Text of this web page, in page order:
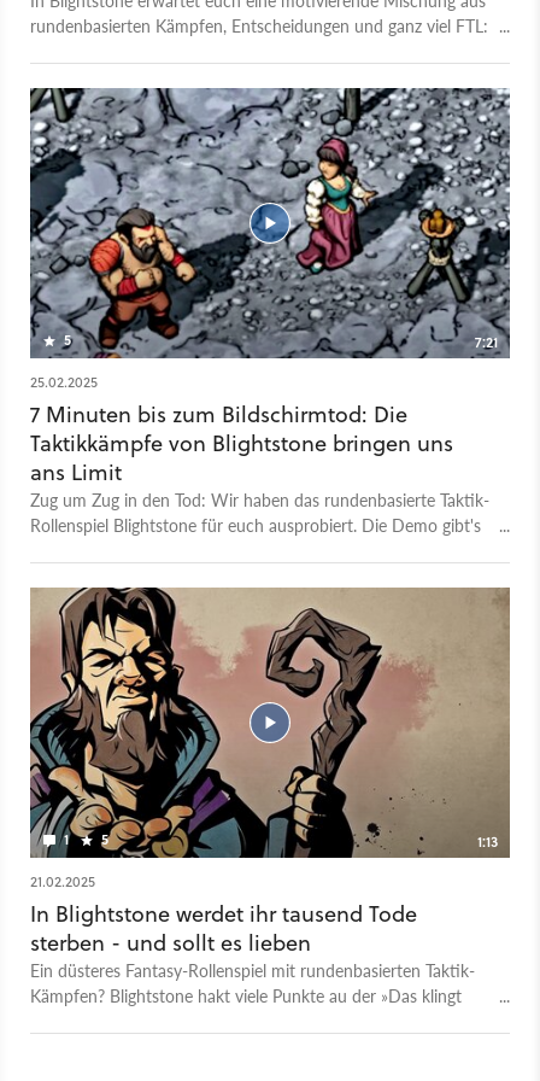
rundenbasierten Kämpfen, Entscheidungen und ganz viel FTL:
5
7:21
25.02.2025
7 Minuten bis zum Bildschirmtod: Die
Taktikkämpfe von Blightstone bringen uns
ans Limit
Zug um Zug in den Tod: Wir haben das rundenbasierte Taktik-
Rollenspiel Blightstone für euch ausprobiert. Die Demo gibt's
Heldengruppe gegen Dämonen und andere Monster kämpft.
Zwischendurch rüstet ihr die Figuren mit neuen Gegenständen
und besseren Skills auf, müsst aber gleichzeitig am Lagerfeuer
rasten und den Wahnsinn einer um sich greifenden Seuche im
Zaun halten. Das ausführliche Demo-Fazit fällt sehr positiv
aus: Blightstone ist ein vielversprechender Genre-Vertreter, der
Release soll im Laufe des Jahres 2025 erfolgen.
1 5
1:13
21.02.2025
In Blightstone werdet ihr tausend Tode
sterben - und sollt es lieben
Ein düsteres Fantasy-Rollenspiel mit rundenbasierten Taktik-
Kämpfen? Blightstone hakt viele Punkte au der »Das klingt